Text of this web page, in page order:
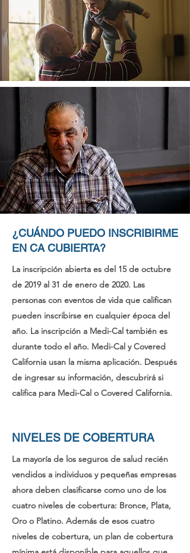
¿CUÁNDO PUEDO INSCRIBIRME
EN CA CUBIERTA?
La inscripción abierta es del 15 de octubre
de 2019 al 31 de enero de 2020. Las
personas con eventos de vida que califican
pueden inscribirse en cualquier época del
año. La inscripción a Medi-Cal también es
durante todo el año. Medi-Cal y Covered
California usan la misma aplicación. Después
de ingresar su información, descubrirá si
califica para Medi-Cal o Covered California.
NIVELES DE COBERTURA
La mayoría de los seguros de salud recién
vendidos a individuos y pequeñas empresas
ahora deben clasificarse como uno de los
cuatro niveles de cobertura: Bronce, Plata,
Oro o Platino. Además de esos cuatro
niveles de cobertura, un plan de cobertura